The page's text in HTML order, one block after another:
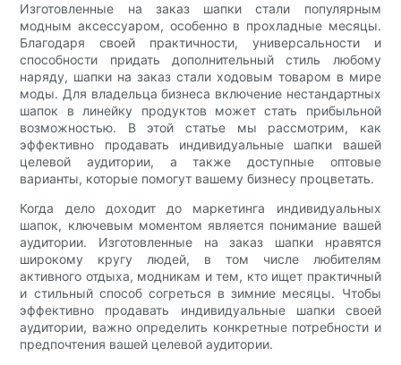
Изготовленные на заказ шапки стали популярным
модным аксессуаром, особенно в прохладные месяцы.
Благодаря своей практичности, универсальности и
способности придать дополнительный стиль любому
наряду, шапки на заказ стали ходовым товаром в мире
моды. Для владельца бизнеса включение нестандартных
шапок в линейку продуктов может стать прибыльной
возможностью. В этой статье мы рассмотрим, как
эффективно продавать индивидуальные шапки вашей
целевой аудитории, а также доступные оптовые
варианты, которые помогут вашему бизнесу процветать.
Когда дело доходит до маркетинга индивидуальных
шапок, ключевым моментом является понимание вашей
аудитории. Изготовленные на заказ шапки нравятся
широкому кругу людей, в том числе любителям
активного отдыха, модникам и тем, кто ищет практичный
и стильный способ согреться в зимние месяцы. Чтобы
эффективно продавать индивидуальные шапки своей
аудитории, важно определить конкретные потребности и
предпочтения вашей целевой аудитории.